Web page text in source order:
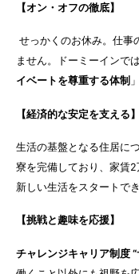
【オン・オフの徹底】
せっかくのお休み。仕事
ません。ドーミーインで
イベートを尊重する体制
【経済的な安定を支える】
生活の基盤となる住居に
寮を完備しており、家賃2
新しい生活をスタートでき
【挑戦と趣味を応援】
チャレンジキャリア制度 “